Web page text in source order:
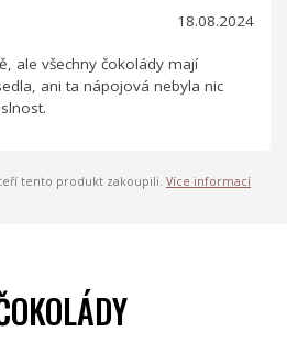
18.08.2024
ale všechny čokolády mají
ani ta nápojová nebyla nic
tento produkt zakoupili. Více informací